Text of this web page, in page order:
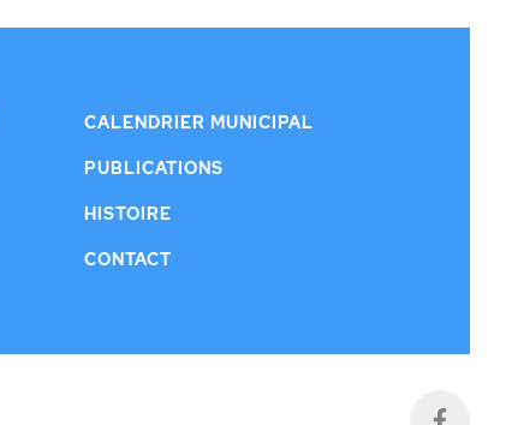
CALENDRIER MUNICIPAL
PUBLICATIONS
HISTOIRE
CONTACT